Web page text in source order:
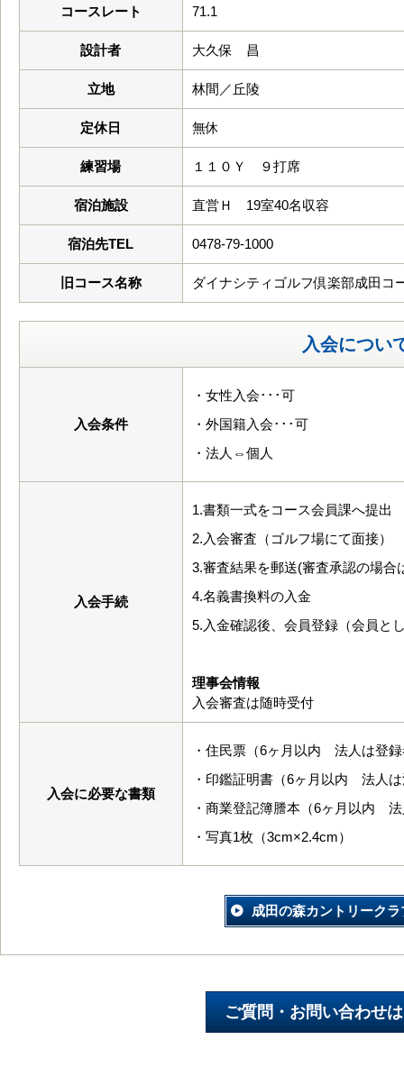
コースレート 71.1
設計者 大久保 昌
立地 林間／丘陵
定休日 無休
練習場 １１０Ｙ ９打席
宿泊施設 直営Ｈ 19室40名収容
宿泊先TEL 0478-79-1000
旧コース名称 ダイナシティゴルフ倶楽部成田コ
入会につい
入会条件
・女性入会･･･可
・外国籍入会･･･可
・法人⇔個人
入会手続
1.書類一式をコース会員課へ提出
2.入会審査（ゴルフ場にて面接）
3.審査結果を郵送(審査承認の場合
4.名義書換料の入金
5.入金確認後、会員登録（会員と
理事会情報
入会審査は随時受付
入会に必要な書類
・住民票（6ヶ月以内 法人は登
・印鑑証明書（6ヶ月以内 法人
・商業登記簿謄本（6ヶ月以内
・写真1枚（3cm×2.4cm）
成田の森カントリーク